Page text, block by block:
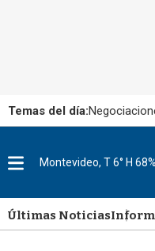
Temas del día:
u
Montevideo, T 6° H 68%
Últimas Noticias